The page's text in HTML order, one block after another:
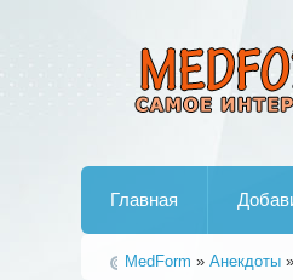
Главная
MedForm »Анекдоты